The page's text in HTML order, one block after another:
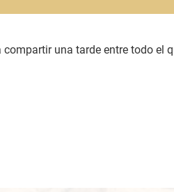
compartir una tarde entre todo